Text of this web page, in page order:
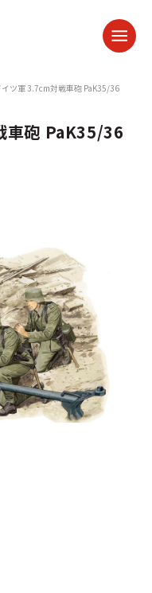
イツ軍 3.7cm対戦車砲 PaK35/36
車砲 PaK35/36